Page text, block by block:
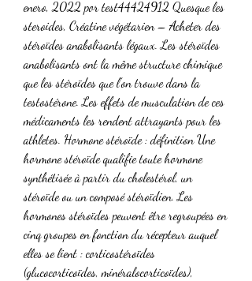
enero, 2022 por test44424912 Quesque les
steroides, Créatine végétarien – Acheter des
stéroïdes anabolisants légaux. Les stéroïdes
anabolisants ont la même structure chimique
que les stéroïdes que l’on trouve dans la
testostérone. Les effets de musculation de ces
médicaments les rendent attrayants pour les
athletes. Hormone stéroïde : définition Une
hormone stéroïde qualifie toute hormone
synthétisée à partir du cholestérol, un
stéroïde ou un composé stéroïdien. Les
hormones stéroïdes peuvent être regroupées en
cinq groupes en fonction du récepteur auquel
elles se lient : corticostéroïdes
(glucocorticoïdes, minéralocorticoïdes),